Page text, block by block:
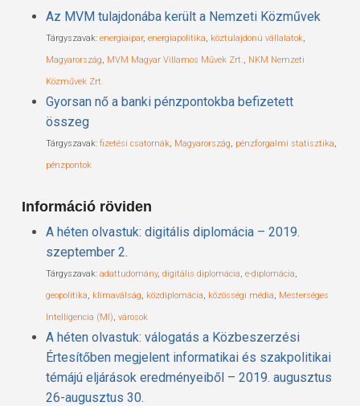
Az MVM tulajdonába került a Nemzeti Közművek
Tárgyszavak: energiaipar, energiapolitika, köztulajdonú vállalatok,
Magyarország, MVM Magyar Villamos Művek Zrt., NKM Nemzeti
Közművek Zrt.
Gyorsan nő a banki pénzpontokba befizetett
összeg
Tárgyszavak: fizetési csatornák, Magyarország, pénzforgalmi statisztika,
pénzpontok
Információ röviden
A héten olvastuk: digitális diplomácia – 2019.
szeptember 2.
Tárgyszavak: adattudomány, digitális diplomácia, e-diplomácia,
geopolitika, klímaválság, közdiplomácia, közösségi média, Mesterséges
Intelligencia (MI), városok
A héten olvastuk: válogatás a Közbeszerzési
Értesítőben megjelent informatikai és szakpolitikai
témájú eljárások eredményeiből – 2019. augusztus
26-augusztus 30.